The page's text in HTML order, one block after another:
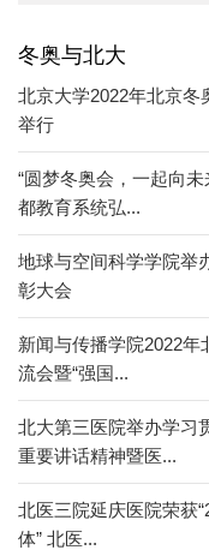
冬奥与北大
北京大学2022年北京冬
举行
“圆梦冬奥会，一起向
都教育系统弘...
地球与空间科学学院举
彰大会
新闻与传播学院2022
流会暨“强国...
北大第三医院举办学习
重要讲话精神暨医...
北医三院延庆医院荣获
体” 北医...